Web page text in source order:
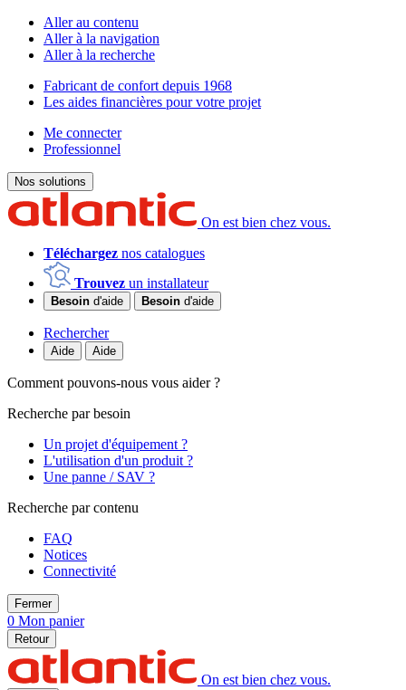
Aller au contenu
Aller à la navigation
Aller à la recherche
Fabricant de confort depuis 1968
Les aides financières pour votre projet
Me connecter
Professionnel
Nos solutions
On est bien chez vous.
Téléchargez nos catalogues
Trouvez un installateur
Besoin d'aide Besoin d'aide
Rechercher
Aide Aide
Comment pouvons-nous vous aider ?
Recherche par besoin
Un projet d'équipement ?
L'utilisation d'un produit ?
Une panne / SAV ?
Recherche par contenu
FAQ
Notices
Connectivité
Fermer
0 Mon panier
Retour
On est bien chez vous.